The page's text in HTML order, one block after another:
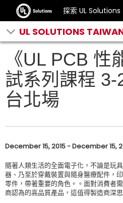
探索 UL Solutions
UL SOLUTIONS
《UL PCB 性
試系列課程
台北場
December 15, 2015 - December 15,
隨著人類生活的全面電子化，不論是玩
器、乃至於穿戴裝置與隨身醫療配件，
零件，帶著重要的角色。。面對消費者
商認為的高品質產品，這值得製造商深思